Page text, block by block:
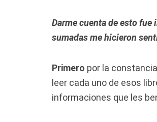
Darme cuenta de esto
sumadas me hicieron
Primero por la
leer cada uno de esos
informaciones que les